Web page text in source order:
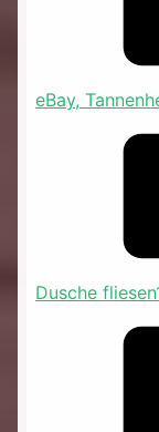
eBay,
Dusche